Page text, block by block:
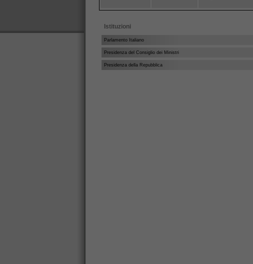
Istituzioni
Parlamento Italiano
Presidenza del Consiglio dei Ministri
Presidenza della Repubblica